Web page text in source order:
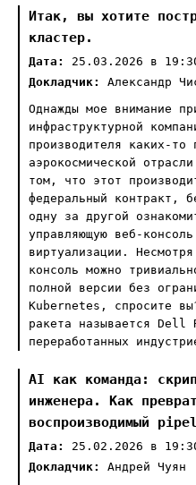
Итак, вы хотите
кластер.
Дата:
25.03.2026 в
Докладчик:
Александр
Однажды мое внимание
инфраструктурной
производителя каких-то
аэрокосмической
том, что этот
федеральный контракт,
одну за другой
управляющую веб-
виртуализации.
консоль можно
полной версии без
Kubernetes, спросите
ракета называется Dell
переработанных
AI как команда:
инженера. Как
воспроизводимый
Дата:
25.02.2026 в
Докладчик:
Андрей Чуян